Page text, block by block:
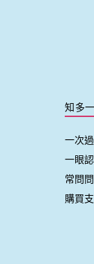
知多
一次
一眼
常問
購買